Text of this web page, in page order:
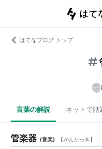
はてなブログ トップ
言葉の解説 ネットで話
管楽器 (音楽) 【かんがっき 】